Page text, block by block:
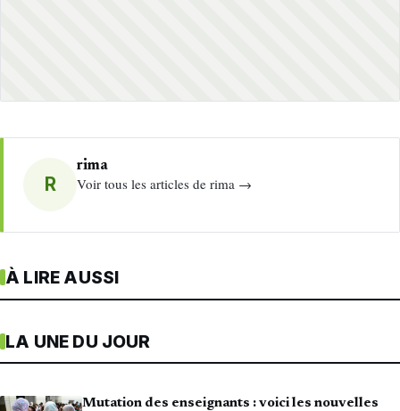
R
rima
Voir tous les articles de rima →
À LIRE AUSSI
LA UNE DU JOUR
Mutation des enseignants : voici les nouvelles